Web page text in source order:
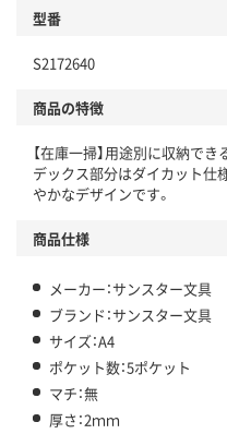
型番
S2172640
商品の特徴
【在庫一掃】用途別に収納で
デックス部分はダイカット仕
やかなデザインです。
商品仕様
メーカー：サンスター文具
ブランド：サンスター文具
サイズ：A4
ポケット数：5ポケット
マチ：無
厚さ：2ｍｍ